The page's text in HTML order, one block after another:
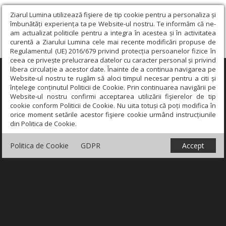
Ziarul Lumina utilizează fişiere de tip cookie pentru a personaliza și
îmbunătăți experiența ta pe Website-ul nostru. Te informăm că ne-
am actualizat politicile pentru a integra în acestea și în activitatea
curentă a Ziarului Lumina cele mai recente modificări propuse de
Regulamentul (UE) 2016/679 privind protecția persoanelor fizice în
ceea ce privește prelucrarea datelor cu caracter personal și privind
libera circulație a acestor date. Înainte de a continua navigarea pe
Website-ul nostru te rugăm să aloci timpul necesar pentru a citi și
înțelege conținutul Politicii de Cookie. Prin continuarea navigării pe
Website-ul nostru confirmi acceptarea utilizării fişierelor de tip
cookie conform Politicii de Cookie. Nu uita totuși că poți modifica în
orice moment setările acestor fişiere cookie urmând instrucțiunile
din Politica de Cookie.
Politica de Cookie GDPR Accept
×